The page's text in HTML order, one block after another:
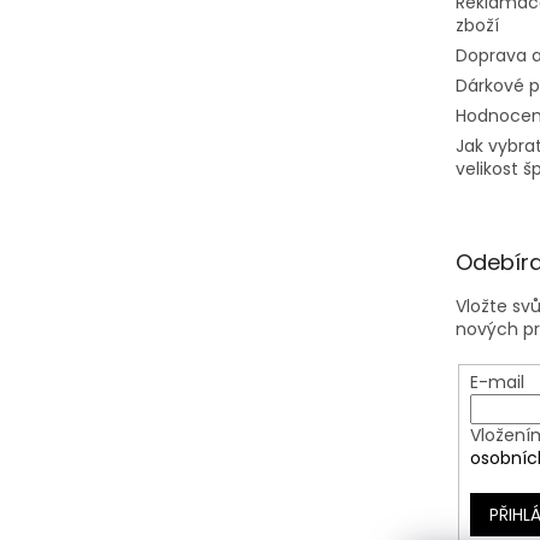
zboží
Doprava
Dárkové
Jak
velikost
Vložte
nových
E-mail